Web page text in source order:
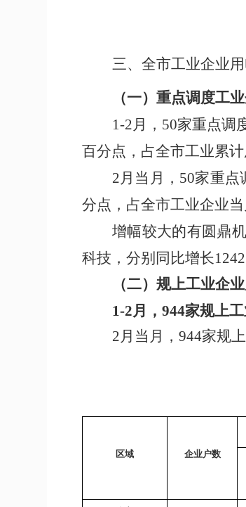
三、全市工业企业
（一） 重点调度工
1-2月， 50家重点调
百分点 ，占全市工业累
2月当月， 50家重点
分点 ， 占全市工业企业
增幅较大的有圆鼎
科技，分别同比增长
（二） 规上工业企
1-2月， 944家规上
2月当月 ， 944家规上
区域 企业户数